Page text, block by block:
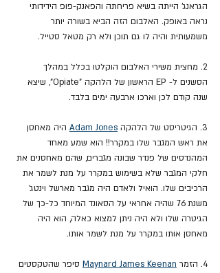
הגראנג' הייתה בשיא פריחתה והפאנק-פופ הידידותי
נראה באופק. האלבום הזה הביא בשורה יותר
משמעותית והיה לו גם תוכן ולא רק מטאל סטייל.
2. מחצית משירי האלבום הוקלטו בכלל במהלך
הסשנים ל- EP הראשון של הלהקה "Opiate", שיצא
שנה קודם לכן וארכו ארבעה ימים בלבד.
3. הגיטריסט של הלהקה Adam Jones היה מאחסן
את ראש המגבר שלו במקרר!! הוא שמע מאחד
המהנדסים של פנדר שבונה מגברים, שהם מאחסנים את
חלקי המגבר שלא בשימוש במקרר על מנת לשמר את
הרכיבים שלו. הואיל ולאדם היה מגבר מארשל וינטג'
משנת 76 שהיה אחראי על הסאונד המיוחד כל-כך של
הגיטרה שלו ולא היה ניתן למצוא כאלה, הוא היה
מאחסן אותו במקרר על מנת לשמר אותו.
4. הזמר Maynard James Keenan סיפר שהטקסטים